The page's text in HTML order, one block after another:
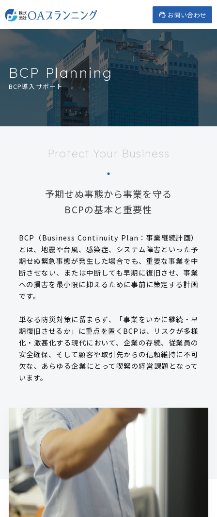
to
content
お問い合わせ
BCP Planning
BCP導入サポート
Protect Your Business
予期せぬ事態から事業を守る
BCPの基本と重要性
BCP（Business Continuity Plan：事業継続計画）
とは、地震や台風、感染症、システム障害といった予
期せぬ緊急事態が発生した場合でも、重要な事業を中
断させない、または中断しても早期に復旧させ、事業
への損害を最小限に抑えるために事前に策定する計画
です。
単なる防災対策に留まらず、「事業をいかに継続・早
期復旧させるか」に重点を置くBCPは、リスクが多様
化・激甚化する現代において、企業の存続、従業員の
安全確保、そして顧客や取引先からの信頼維持に不可
欠な、あらゆる企業にとって喫緊の経営課題となって
います。